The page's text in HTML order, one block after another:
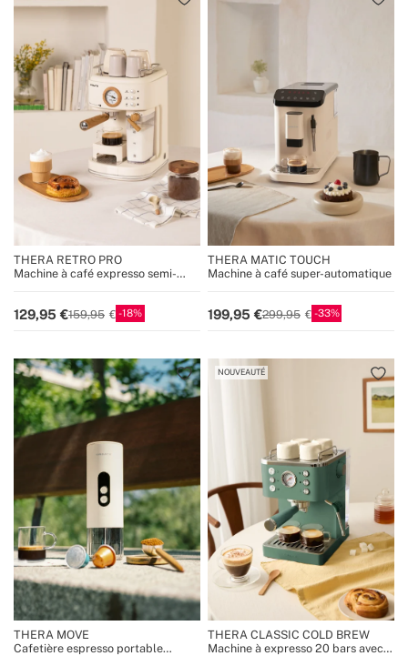
THERA RETRO PRO
Machine à café expresso semi-
129,95 159,95 18
THERA MATIC TOUCH
Machine à café super-automatique
199,95 299,95 33
THERA MOVE
Cafetière espresso portable
NOUVEAUTÉ
THERA CLASSIC COLD BREW
Machine à expresso 20 bars avec